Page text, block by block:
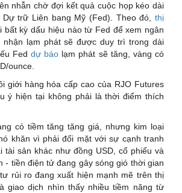
nhẫn chờ đợi kết quả cuộc họp kéo dài
Dự trữ Liên bang Mỹ (Fed). Theo đó, thị
bất kỳ dấu hiệu nào từ Fed để xem ngân
nhận lạm phát sẽ được duy trì trong dài
Fed dự báo lạm phát sẽ tăng, vàng có
ounce.
giới hàng hóa cấp cao của RJO Futures
ý hiện tại không phải là thời điểm thích
có tiềm tăng tăng giá, nhưng kim loại
khăn vì phải đối mặt với sự cạnh tranh
tài sản khác như đồng USD, cổ phiếu và
- tiền điện tử đang gây sóng gió thời gian
rủi ro đang xuất hiện mạnh mẽ trên thị
giao dịch nhìn thấy nhiều tiềm năng từ